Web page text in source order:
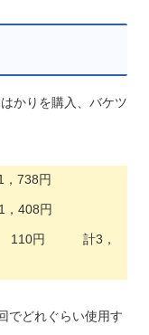
かりを購入、バケツ
738円
円
計3，
でどれぐらい使用す